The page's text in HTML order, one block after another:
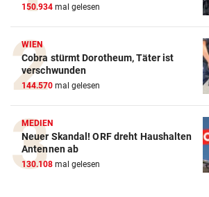
150.934 mal gelesen
WIEN
Cobra stürmt Dorotheum, Täter ist
verschwunden
144.570 mal gelesen
MEDIEN
Neuer Skandal! ORF dreht Haushalten
Antennen ab
130.108 mal gelesen
ZUM VERGLEICH
Crosstrainer Vergleich
ZUM VERGLEICH
E-Bike Vergleich
ZUM VERGLEICH
Elektro-Scooter Vergleich
ZUM VERGLEICH